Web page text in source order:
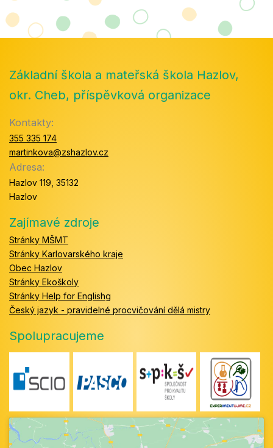
Základní škola a mateřská škola Hazlov,
okr. Cheb, příspěvková organizace
Kontakty:
355 335 174
martinkova@zshazlov.cz
Adresa:
Hazlov 119, 35132
Hazlov
Zajímavé zdroje
Stránky MŠMT
Stránky Karlovarského kraje
Obec Hazlov
Stránky Ekoškoly
Stránky Help for Englishg
Český jazyk - pravidelné procvičování dělá mistry
Spolupracujeme